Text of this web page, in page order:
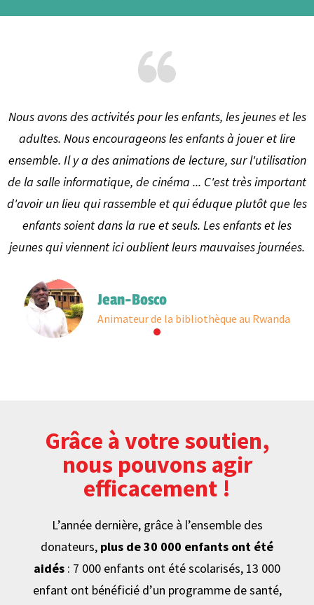
Nous avons des activités pour les enfants, les jeunes et les
adultes. Nous encourageons les enfants à jouer et lire
ensemble. Il y a des animations de lecture, sur l'utilisation
de la salle informatique, de cinéma ... C'est très important
d'avoir un lieu qui rassemble et qui éduque plutôt que les
enfants soient dans la rue et seuls. Les enfants et les
jeunes qui viennent ici oublient leurs mauvaises journées.
Jean-Bosco
Animateur de la bibliothèque au Rwanda
Grâce à votre soutien,
nous pouvons agir
efficacement !
L’année dernière, grâce à l’ensemble des
donateurs, plus de 30 000 enfants ont été
aidés : 7 000 enfants ont été scolarisés, 13 000
enfant ont bénéficié d’un programme de santé,